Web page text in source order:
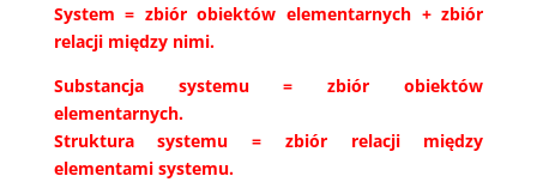
System = zbiór obiektów elementarnych + zbiór
relacji między nimi.
Substancja systemu = zbiór obiektów
elementarnych.
Struktura systemu = zbiór relacji między
elementami systemu.